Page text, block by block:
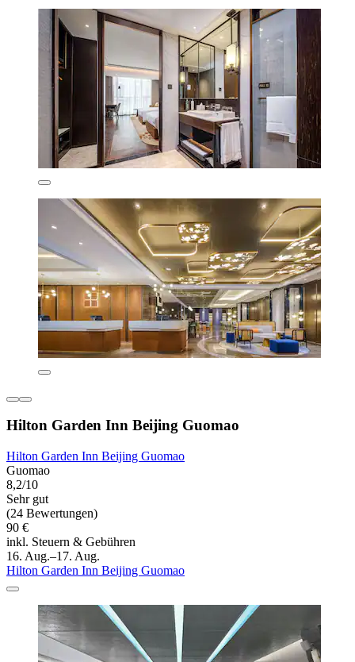
Hilton Garden Inn Beijing Guomao
Hilton Garden Inn Beijing Guomao
Guomao
8,2/10
Sehr gut
(24 Bewertungen)
90 €
inkl. Steuern & Gebühren
16. Aug.–17. Aug.
Hilton Garden Inn Beijing Guomao